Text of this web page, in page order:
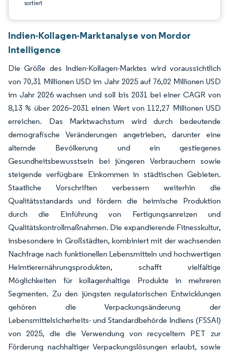
sortiert
Indien-Kollagen-Marktanalyse von Mordor
Intelligence
Die Größe des Indien-Kollagen-Marktes wird voraussichtlich
von 70,31 Millionen USD im Jahr 2025 auf 76,02 Millionen USD
im Jahr 2026 wachsen und soll bis 2031 bei einer CAGR von
8,13 % über 2026–2031 einen Wert von 112,27 Millionen USD
erreichen. Das Marktwachstum wird durch bedeutende
demografische Veränderungen angetrieben, darunter eine
alternde Bevölkerung und ein gestiegenes
Gesundheitsbewusstsein bei jüngeren Verbrauchern sowie
steigende verfügbare Einkommen in städtischen Gebieten.
Staatliche Vorschriften verbessern weiterhin die
Qualitätsstandards und fördern die heimische Produktion
durch die Einführung von Fertigungsanreizen und
Qualitätskontrollmaßnahmen. Die expandierende Fitnesskultur,
insbesondere in Großstädten, kombiniert mit der wachsenden
Nachfrage nach funktionellen Lebensmitteln und hochwertigen
Heimtierernährungsprodukten, schafft vielfältige
Möglichkeiten für kollagenhaltige Produkte in mehreren
Segmenten. Zu den jüngsten regulatorischen Entwicklungen
gehören die Verpackungsänderung der
Lebensmittelsicherheits- und Standardbehörde Indiens (FSSAI)
von 2025, die die Verwendung von recyceltem PET zur
Förderung nachhaltiger Verpackungslösungen erlaubt, sowie